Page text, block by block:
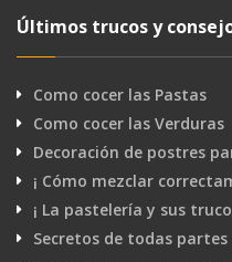
Últimos trucos y
Como cocer las Pastas
Como cocer las Verduras
Decoración de postres
¡ Cómo mezclar
¡ La pastelería y sus
Secretos de todas partes